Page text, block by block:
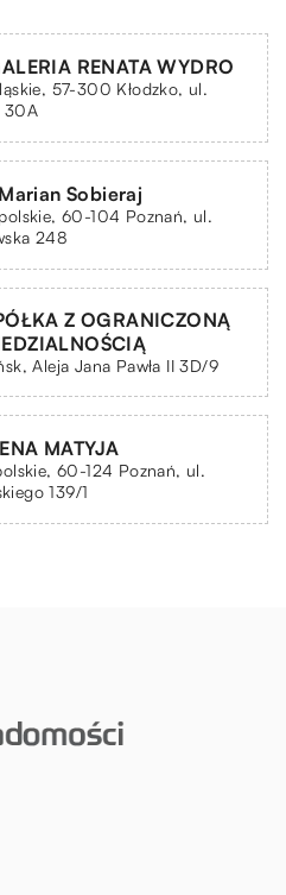
RENATA WYDRO
57-300 Kłodzko, ul.
30A
Sobieraj
60-104 Poznań, ul.
248
Z OGRANICZONĄ
Aleja Jana Pawła II 3D/9
MATYJA
60-124 Poznań, ul.
139/1